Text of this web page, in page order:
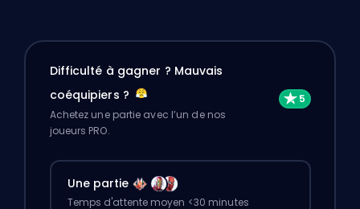
Difficulté à gagner ? Mauvais
coéquipiers ?
Achetez une partie avec l’un de nos
joueurs PRO.
Une partie
Temps d'attente moyen <30 minutes